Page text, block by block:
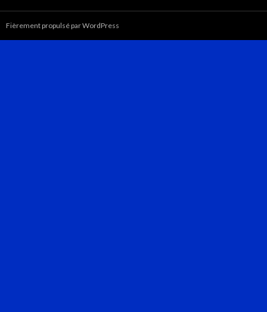
Fièrement propulsé par WordPress